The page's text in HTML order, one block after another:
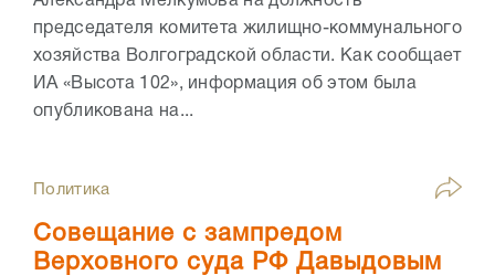
председателя комитета жилищно-коммунального
хозяйства Волгоградской области. Как сообщает
ИА «Высота 102», информация об этом была
опубликована на...
Политика
Совещание с зампредом
Верховного суда РФ Давыдовым